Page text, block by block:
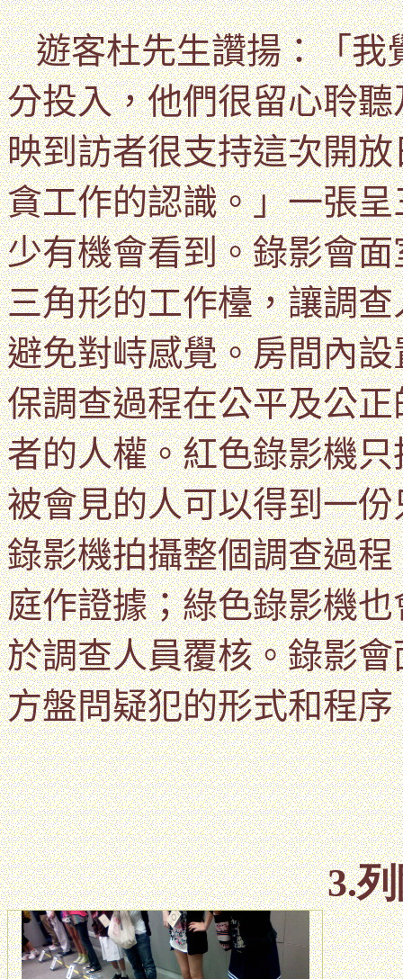
遊客杜先生讚揚：「我
分投入，他們很留心聆
映到訪者很支持這次開
貪工作的認識。」一張
少有機會看到。錄影會
三角形的工作檯，讓調查
避免對峙感覺。房間內
保調查過程在公平及公
者的人權。紅色錄影機只
被會見的人可以得到一
錄影機拍攝整個調查過程
庭作證據；綠色錄影機
於調查人員覆核。錄影
方盤問疑犯的形式和程序
3.